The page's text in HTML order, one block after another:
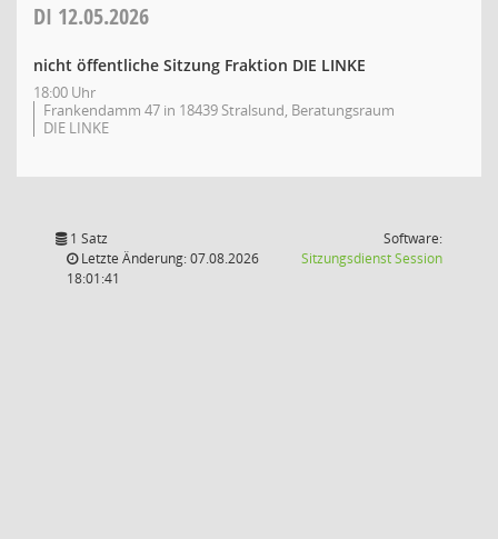
DI 12.05.2026
nicht öffentliche Sitzung Fraktion DIE LINKE
18:00 Uhr
Frankendamm 47 in 18439 Stralsund, Beratungsraum
DIE LINKE
1 Satz
Letzte Änderung: 07.08.2026
18:01:41
Software:
SitzungsdienstSession(Wird in